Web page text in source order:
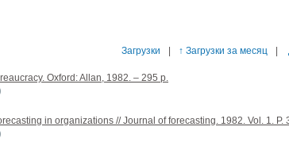
Загрузки ↑ Загрузки за месяц
Oxford: Allan, 1982. – 295 p.
in organizations // Journal of forecasting. 1982. Vol. 1. P.